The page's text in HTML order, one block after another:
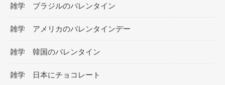
雑学 ブラジルのバレンタイン
雑学 アメリカのバレンタインデー
雑学 韓国のバレンタイン
雑学 日本にチョコレート